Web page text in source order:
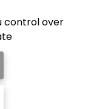
control over